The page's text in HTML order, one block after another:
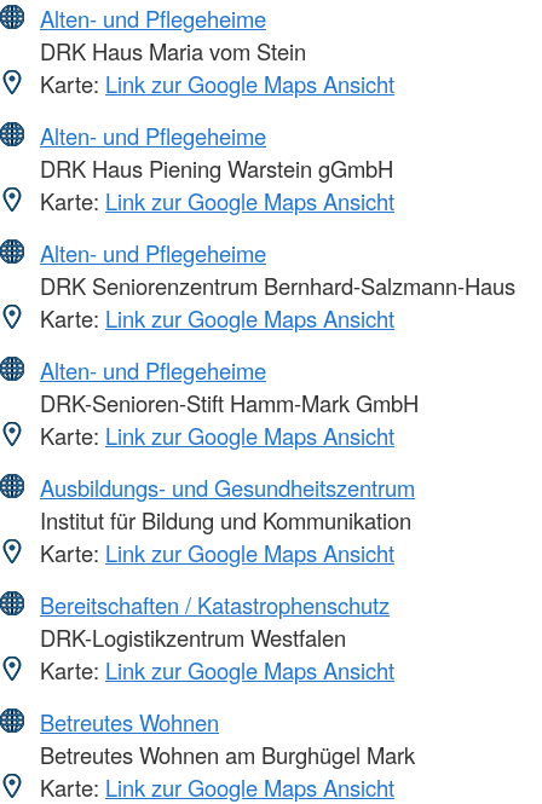
Alten- und Pflegeheime
DRK Haus Maria vom Stein
Karte: Link zur Google Maps Ansicht
Alten- und Pflegeheime
DRK Haus Piening Warstein gGmbH
Karte: Link zur Google Maps Ansicht
Alten- und Pflegeheime
DRK Seniorenzentrum Bernhard-Salzmann-Haus
Karte: Link zur Google Maps Ansicht
Alten- und Pflegeheime
DRK-Senioren-Stift Hamm-Mark GmbH
Karte: Link zur Google Maps Ansicht
Ausbildungs- und Gesundheitszentrum
Institut für Bildung und Kommunikation
Karte: Link zur Google Maps Ansicht
Bereitschaften / Katastrophenschutz
DRK-Logistikzentrum Westfalen
Karte: Link zur Google Maps Ansicht
Betreutes Wohnen
Betreutes Wohnen am Burghügel Mark
Karte: Link zur Google Maps Ansicht